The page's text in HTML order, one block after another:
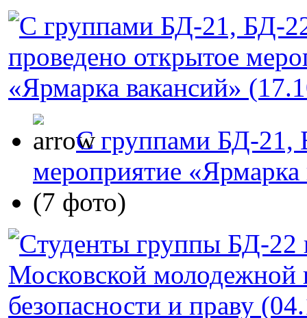
C группами БД-21,
мероприятие
(7 фото)